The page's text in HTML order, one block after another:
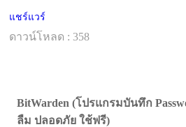
แชร์แวร์
ดาวน์โหลด : 358
BitWarden (โปรแกรมบันทึก
ลืม ปลอดภัย ใช้ฟรี)